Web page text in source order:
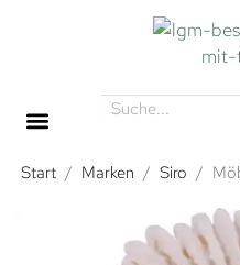
Start / Marken / Siro /